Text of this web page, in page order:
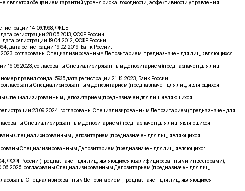
обещанием гарантий уровня риска, доходности, эффективности управления
14.09.1998, ФКЦБ;
регистрации 28.05.2013, ФСФР России;
регистрации 19.04.2012, ФСФР России;
регистрации 19.02.2019, Банк России.
согласованы Специализированным Депозитарием (предназначен для лиц, являющихся
согласованы Специализированным Депозитарием (предназначен для лиц,
правил фонда: 5935 дата регистрации 21.12.2023, Банк России;
Специализированным Депозитарием (предназначен для лиц, являющихся
Специализированным Депозитарием (предназначен для лиц, являющихся
23.09.2024, согласованы Специализированным Депозитарием (предназначен для
Специализированным Депозитарием (предназначен для лиц, являющихся
Специализированным Депозитарием (предназначен для лиц, являющихся
Специализированным Депозитарием (предназначен для лиц, являющихся
ФСФР России (предназначен для лиц, являющихся квалифицированными инвесторами);
согласованы Специализированным Депозитарием (предназначен для лиц,
Специализированным Депозитарием (предназначен для лиц, являющихся